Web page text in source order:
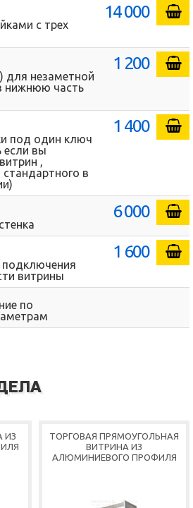
с трех
14 000
для незаметной
нижнюю часть
1 200
под один ключ
если вы
,
в
1 400
6 000
витрины
1 600
по
ИЗ
ТОРГОВАЯ ПРЯМОУГОЛЬНАЯ
ВИТРИНА ИЗ
АЛЮМИНИЕВОГО ПРОФИЛЯ